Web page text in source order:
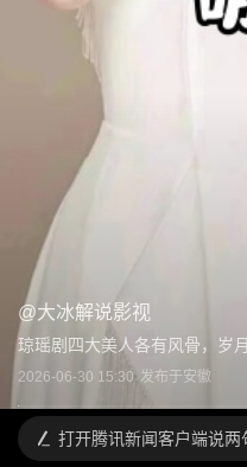
@大冰解说影视
琼瑶剧四大美人各有风骨，岁
2026-06-30 15:30 发布于安徽
打开腾讯新闻客户端说两